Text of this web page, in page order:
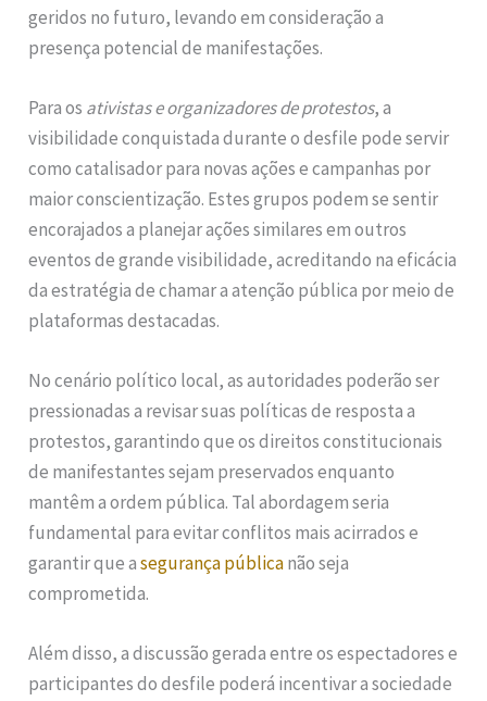
geridos no futuro, levando em consideração a
presença potencial de manifestações.
Para os ativistas e organizadores de protestos, a
visibilidade conquistada durante o desfile pode servir
como catalisador para novas ações e campanhas por
maior conscientização. Estes grupos podem se sentir
encorajados a planejar ações similares em outros
eventos de grande visibilidade, acreditando na eficácia
da estratégia de chamar a atenção pública por meio de
plataformas destacadas.
No cenário político local, as autoridades poderão ser
pressionadas a revisar suas políticas de resposta a
protestos, garantindo que os direitos constitucionais
de manifestantes sejam preservados enquanto
mantêm a ordem pública. Tal abordagem seria
fundamental para evitar conflitos mais acirrados e
garantir que asegurança públicanão seja
comprometida.
Além disso, a discussão gerada entre os espectadores e
participantes do desfile poderá incentivar a sociedade